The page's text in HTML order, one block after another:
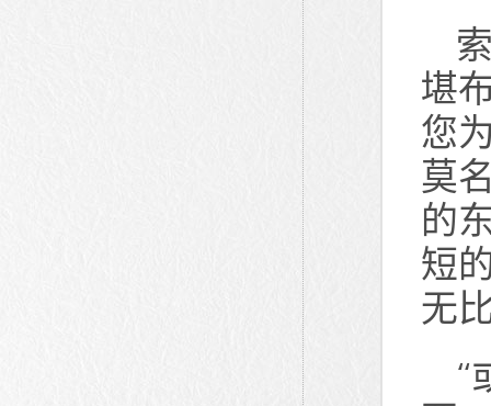
堪
您
莫
的
短
无
“